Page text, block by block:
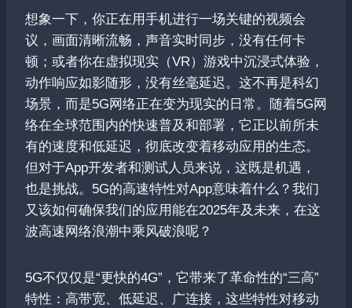
想象一下，你正在用手机进行一场关键的视频会
议，画面清晰流畅，声音实时同步，没有任何卡
顿；或者你在虚拟现实（VR）游戏中沉浸式体验，
动作响应如影随形，没有丝毫延迟。这不再是科幻
场景，而是5G网络正在变为现实的日常。随着5G网
络在全球范围内的快速普及和部署，它正以前所未
有的速度和低延迟，彻底改变着移动应用的生态。
但对于App开发者和测试人员来说，这既是机遇，
也是挑战。5G的高速特性对App意味着什么？我们
又该如何确保我们的应用能在2025年及未来，在这
波高速网络浪潮中乘风破浪呢？
5G不仅仅是“更快的4G”，它带来了革命性的“三高”
特性：高带宽、低延迟、广连接，这些特性对移动